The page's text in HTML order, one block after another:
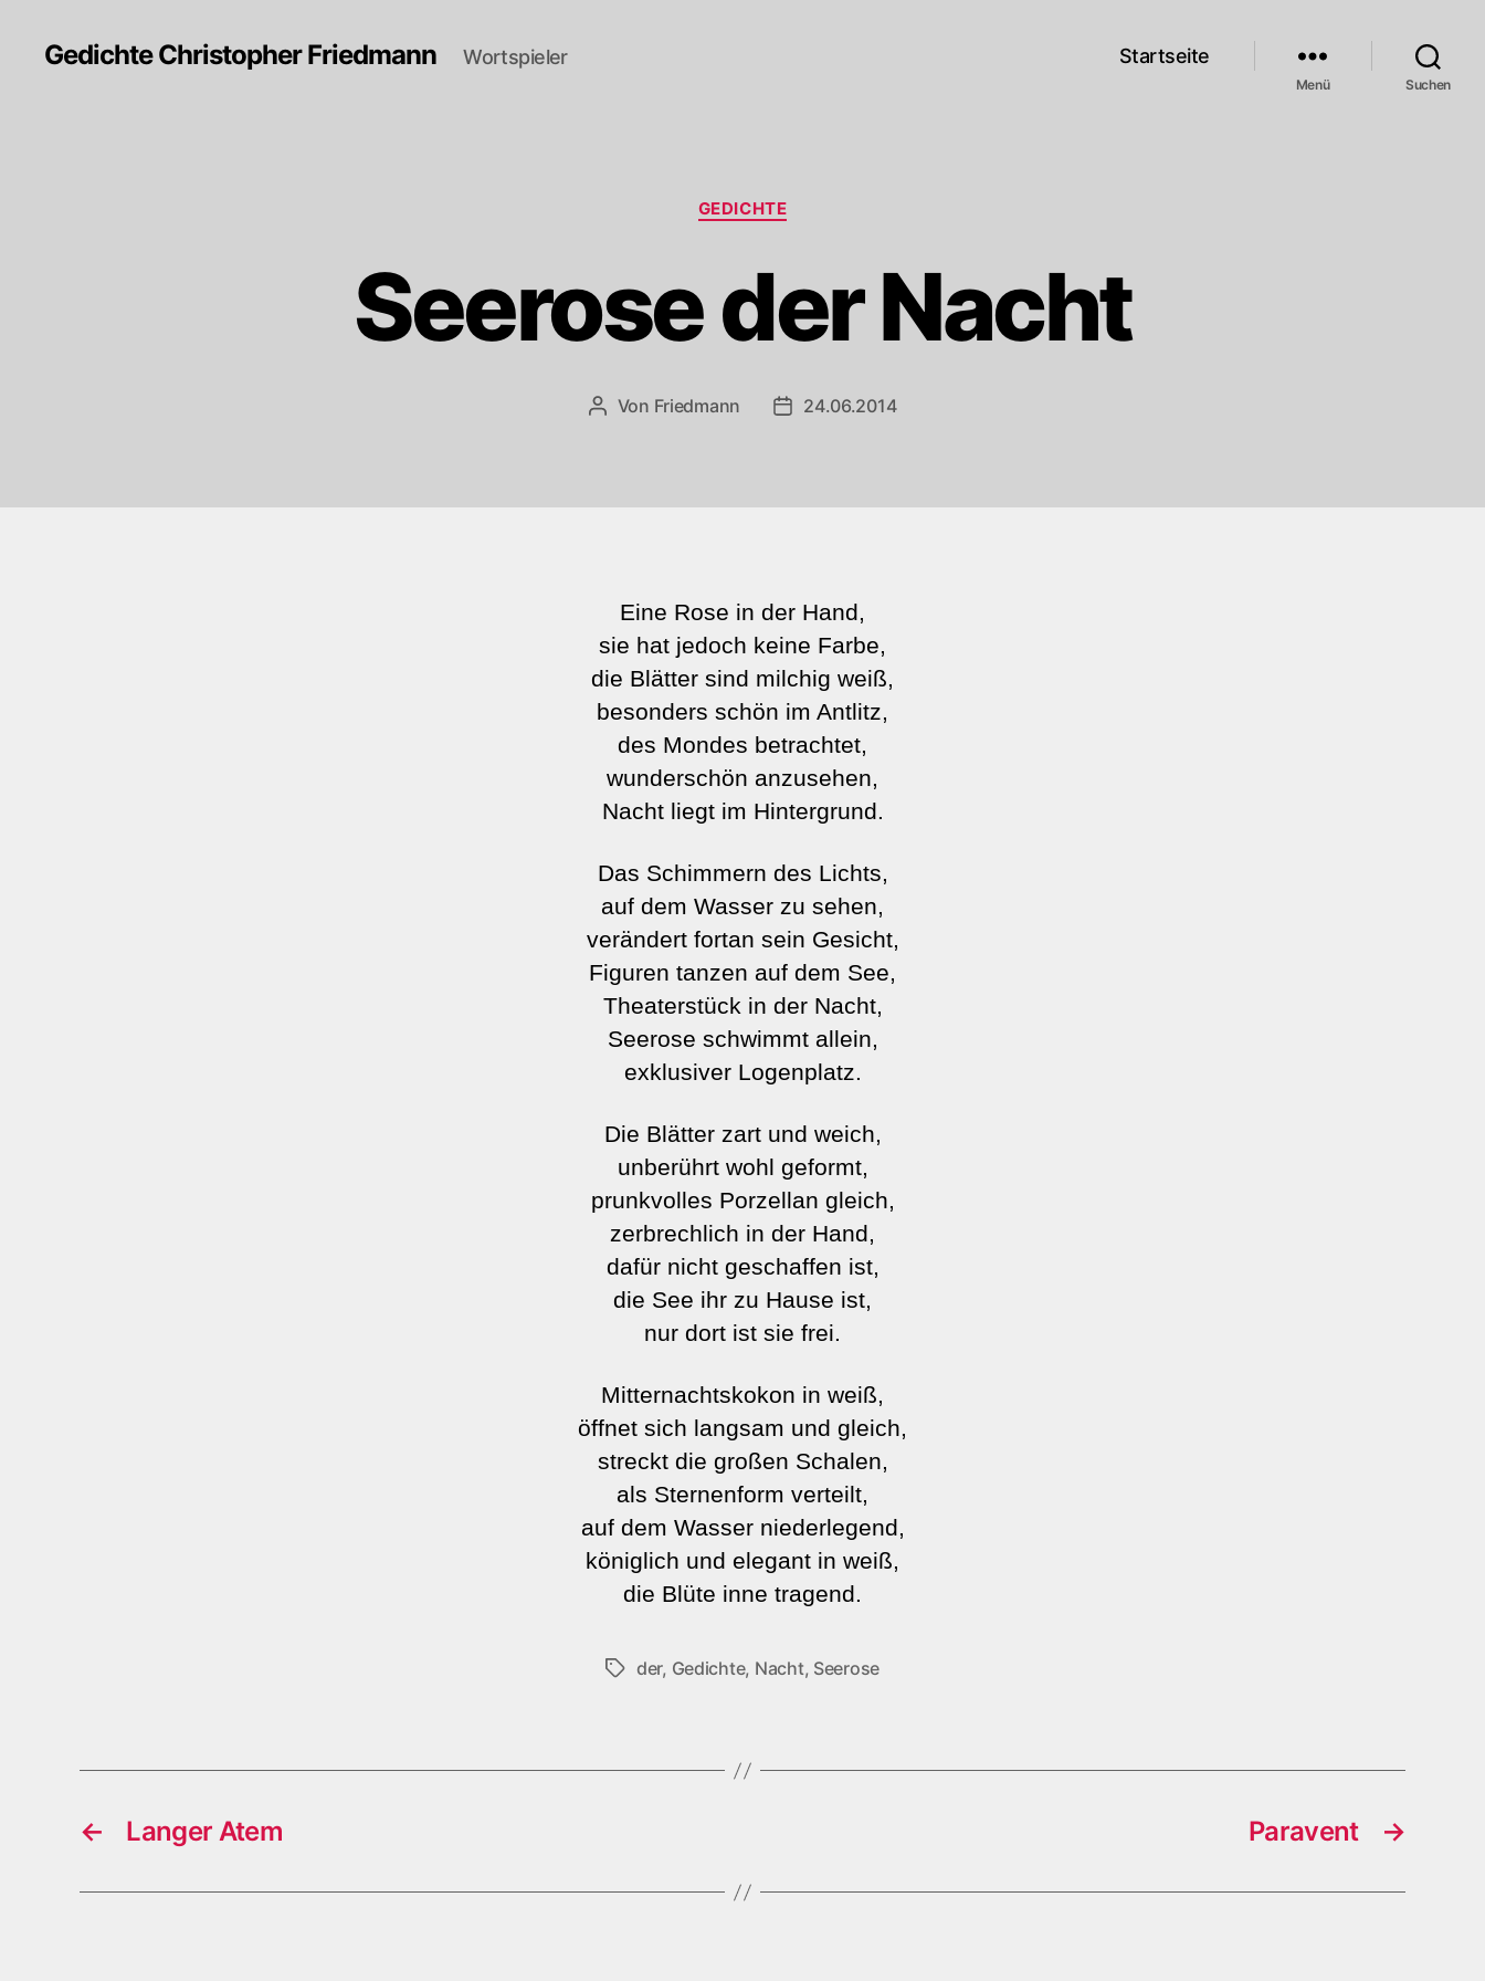
Gedichte Christopher Friedmann Wortspieler Startseite
Menü Suchen
Kategorien
GEDICHTE
Seerose der Nacht
Beitragsautor
Von Friedmann Veröffentlichungsdatum
24.06.2014
Eine Rose in der Hand,
sie hat jedoch keine Farbe,
die Blätter sind milchig weiß,
besonders schön im Antlitz,
des Mondes betrachtet,
wunderschön anzusehen,
Nacht liegt im Hintergrund.
Das Schimmern des Lichts,
auf dem Wasser zu sehen,
verändert fortan sein Gesicht,
Figuren tanzen auf dem See,
Theaterstück in der Nacht,
Seerose schwimmt allein,
exklusiver Logenplatz.
Die Blätter zart und weich,
unberührt wohl geformt,
prunkvolles Porzellan gleich,
zerbrechlich in der Hand,
dafür nicht geschaffen ist,
die See ihr zu Hause ist,
nur dort ist sie frei.
Mitternachtskokon in weiß,
öffnet sich langsam und gleich,
streckt die großen Schalen,
als Sternenform verteilt,
auf dem Wasser niederlegend,
königlich und elegant in weiß,
die Blüte inne tragend.
Schlagwörter
der, Gedichte, Nacht, Seerose
← Langer Atem →
Paravent